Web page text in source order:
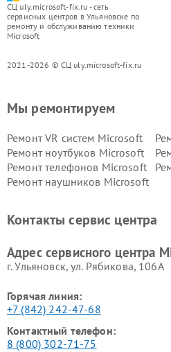
СЦ uly.microsoft-fix.ru - сеть
сервисных центров в Ульяновске по
ремонту и обслуживанию техники
Microsoft
2021-2026 © СЦ uly.microsoft-fix.ru
Мы ремонтируем
Ремонт VR систем Microsoft
Ремонт ноутбуков Microsoft
Ремонт телефонов Microsoft
Ремонт наушников Microsoft
Контакты сервис центра
Адрес сервисного центра
г. Ульяновск, ул. Рябикова, 106А
Горячая линия:
+7 (842) 242-47-68
Контактный телефон:
8 (800) 302-71-75